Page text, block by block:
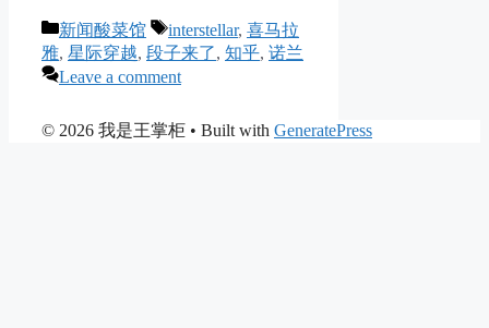
Categories
新闻酸菜馆 Tags
interstellar, 喜马拉
雅, 星际穿越, 段子来了, 知乎, 诺兰
Leave a comment
© 2026 我是王掌柜 • Built with GeneratePress